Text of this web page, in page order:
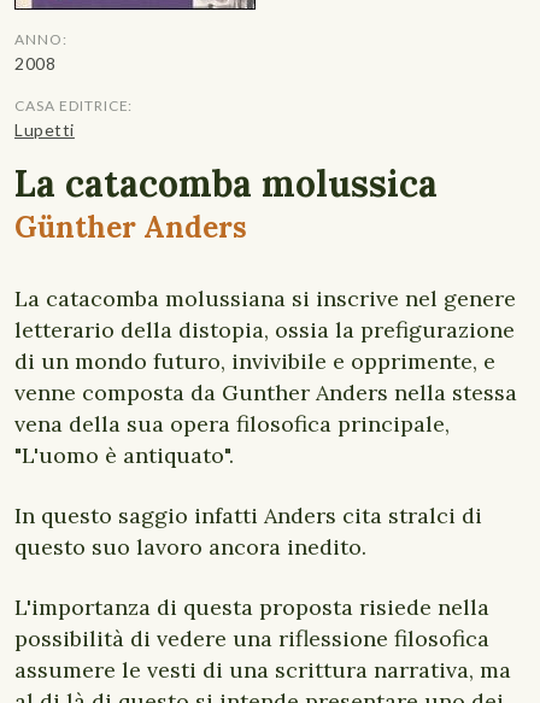
ANNO:
2008
CASA EDITRICE:
Lupetti
La catacomba molussica
Günther Anders
La catacomba molussiana si inscrive nel genere
letterario della distopia, ossia la prefigurazione
di un mondo futuro, invivibile e opprimente, e
venne composta da Gunther Anders nella stessa
vena della sua opera filosofica principale,
"L'uomo è antiquato".
In questo saggio infatti Anders cita stralci di
questo suo lavoro ancora inedito.
L'importanza di questa proposta risiede nella
possibilità di vedere una riflessione filosofica
assumere le vesti di una scrittura narrativa, ma